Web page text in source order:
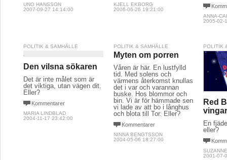
UNO HANSSON
2007-09-27 14:14:00
KJELL EKBORG
2006-06-26 19:21:00
ANNA-
2005-02-
POLITIK & SAMHÄLLE
Den vilsna sökaren
Det är inte målet som är
det viktiga, utan vägen dit.
Eller?
Kommentarer
MARIA LINDBLAD
2004-11-17 23:42:00
POLITIK & SAMHÄLLE
Myten om porren
Våren är här. En lustfylld
tid. Med solens och
värmens återkomst knullas
det i var och varannan
buske. Hos blommor och
bin. Vi är för hämmade sen
vi lade av att bo i långhus
och blota till Tor. Eller?
Kommentarer
NINNA BENGTSSON
2004-05-06 18:27:00
POLITIK
Red
En
eller?
2001-07-